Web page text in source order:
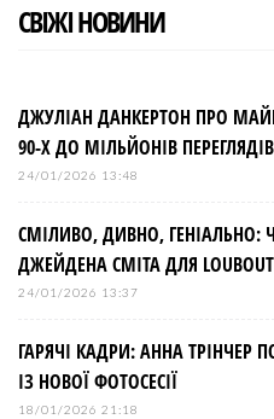
СВІЖІ НОВИНИ
ДЖУЛІАН ДАНКЕРТОН ПРО
90-Х ДО МІЛЬЙОНІВ ПЕРЕГЛЯДІВ
24/01/2026 13:48
СМІЛИВО, ДИВНО,
ДЖЕЙДЕНА СМІТА ДЛЯ
24/01/2026 13:37
ГАРЯЧІ КАДРИ: АННА ТРІНЧЕР
ІЗ НОВОЇ ФОТОСЕСІЇ
18/01/2026 21:18